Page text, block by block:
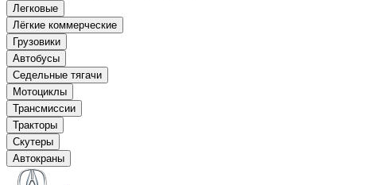
Легковые
Лёгкие коммерческие
Грузовики
Автобусы
Седельные тягачи
Мотоциклы
Трансмиссии
Тракторы
Скутеры
Автокраны